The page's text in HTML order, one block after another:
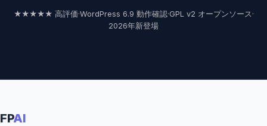
★★★★★ 高評価·WordPress 6.9 動作確認·GPL v2 オープンソース·
2026年新登場
FPAI